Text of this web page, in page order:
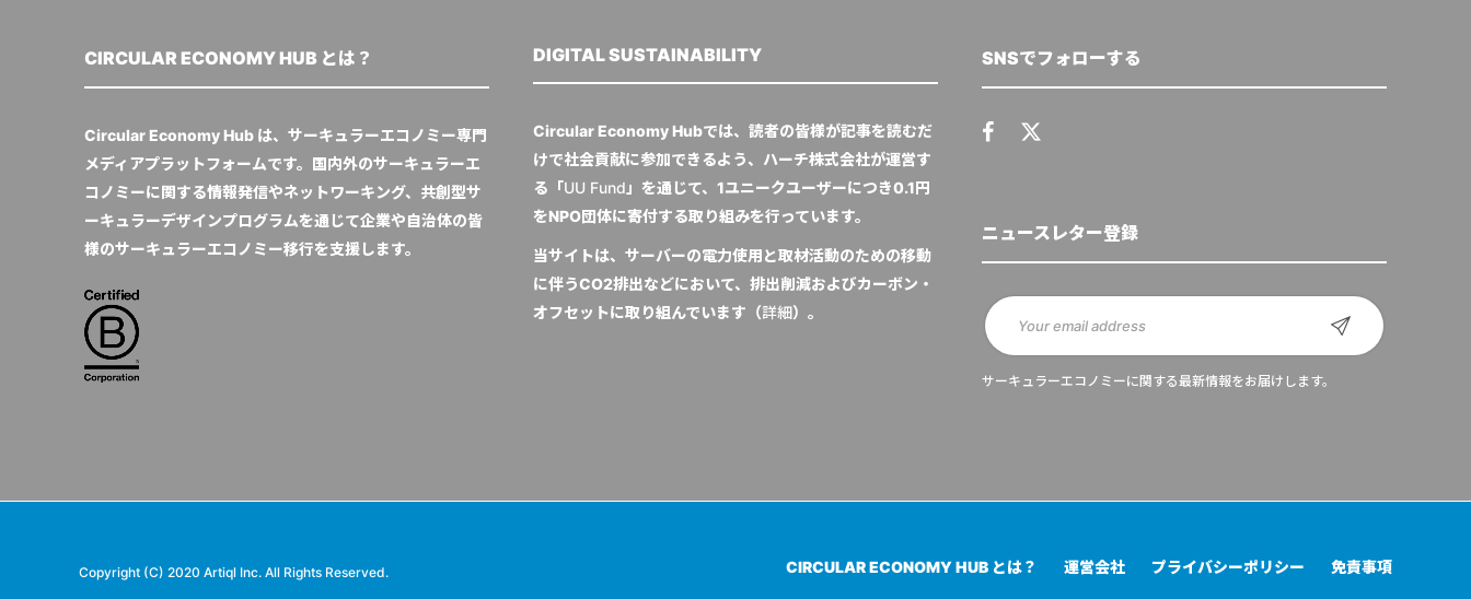
CIRCULAR ECONOMY HUB とは？
Circular Economy Hub は、サーキュラーエコノミー専門
メディアプラットフォームです。国内外のサーキュラーエ
コノミーに関する情報発信やネットワーキング、共創型サ
ーキュラーデザインプログラムを通じて企業や自治体の皆
様のサーキュラーエコノミー移行を支援します。
DIGITAL SUSTAINABILITY
Circular Economy Hubでは、読者の皆様が記事を読むだ
けで社会貢献に参加できるよう、ハーチ株式会社が運営す
る「UU Fund」を通じて、1ユニークユーザーにつき0.1円
をNPO団体に寄付する取り組みを行っています。
当サイトは、サーバーの電力使用と取材活動のための移動
に伴うCO2排出などにおいて、排出削減およびカーボン・
オフセットに取り組んでいます（詳細）。
SNSでフォローする
ニュースレター登録
サーキュラーエコノミーに関する最新情報をお届けします。
Copyright (C) 2020 Artiql Inc. All Rights Reserved. CIRCULAR ECONOMY HUB とは？ 運営会社 プライバシーポリシー 免責事項